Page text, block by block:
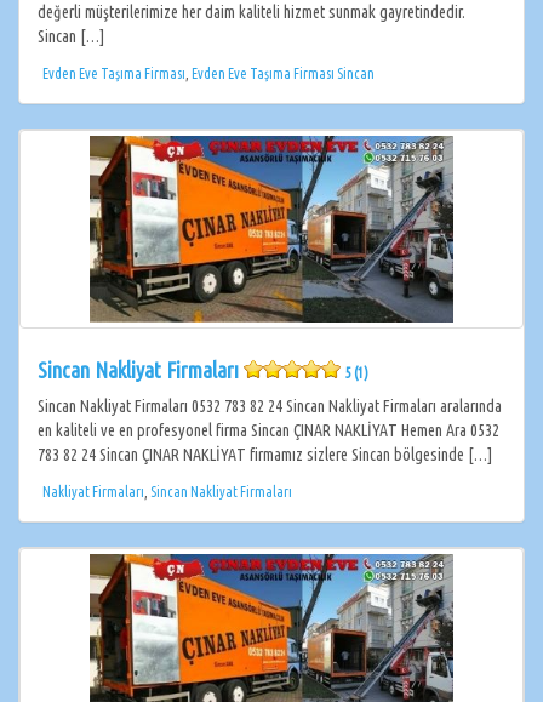
değerli müşterilerimize her daim kaliteli hizmet sunmak gayretindedir.
Sincan […]
Evden Eve Taşıma Firması Evden Eve Taşıma Firması Sincan
Sincan Nakliyat Firmaları 5 (1)
Sincan Nakliyat Firmaları 0532 783 82 24 Sincan Nakliyat Firmaları aralarında
en kaliteli ve en profesyonel firma Sincan ÇINAR NAKLİYAT Hemen Ara 0532
783 82 24 Sincan ÇINAR NAKLİYAT firmamız sizlere Sincan bölgesinde […]
Nakliyat Firmaları Sincan Nakliyat Firmaları